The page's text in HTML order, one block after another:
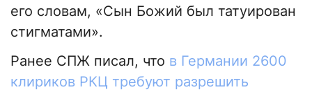
его словам, «Сын Божий был татуирован
стигматами».
Ранее СПЖ писал, что в Германии 2600
клириков РКЦ требуют разрешить